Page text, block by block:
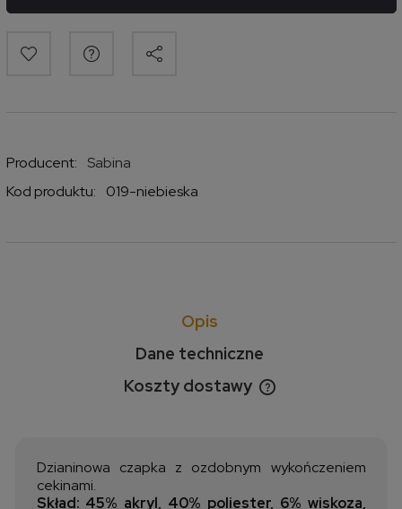
Producent:
Sabina
Kod produktu:
019-niebieska
Opis
Dane techniczne
Koszty dostawy
Cena nie zawiera ewentualnych kosztów płatności
Dzianinowa czapka z ozdobnym wykończeniem
cekinami.
Skład: 45% akryl, 40% poliester, 6% wiskoza,